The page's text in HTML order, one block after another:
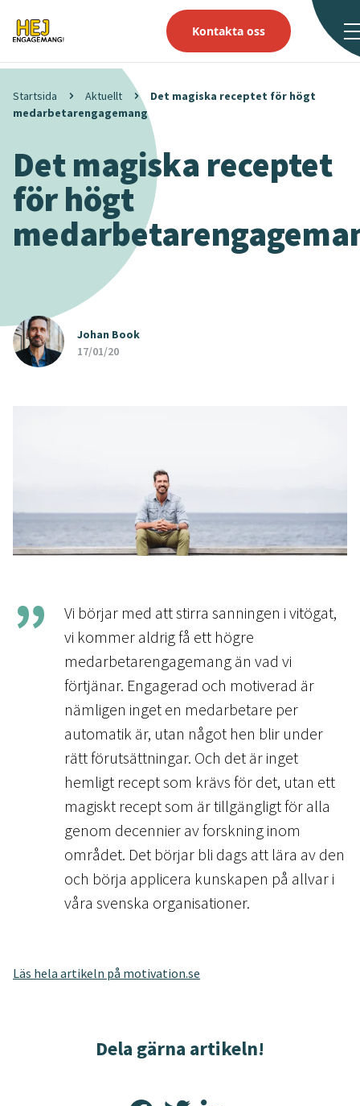
Kontakta oss
Startsida Aktuellt
Det magiska receptet för högt
medarbetarengagemang
Det magiska receptet
för högt
Johan Book
17/01/20
Vi börjar med att stirra sanningen i vitögat,
vi kommer aldrig få ett högre
medarbetarengagemang än vad vi
förtjänar. Engagerad och motiverad är
nämligen inget en medarbetare per
automatik är, utan något hen blir under
rätt förutsättningar. Och det är inget
hemligt recept som krävs för det, utan ett
magiskt recept som är tillgängligt för alla
genom decennier av forskning inom
området. Det börjar bli dags att lära av den
och börja applicera kunskapen på allvar i
våra svenska organisationer.
Läs hela artikeln på motivation.se
Dela gärna artikeln!